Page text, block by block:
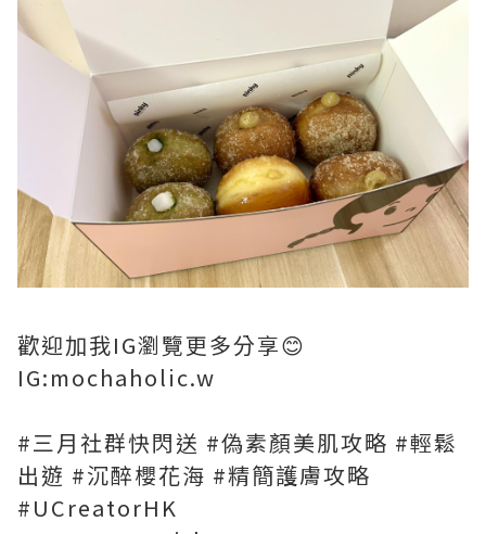
歡迎加我IG瀏覽更多分享😊
IG:mochaholic.w
#三月社群快閃送 #偽素顏美肌攻略 #輕鬆
出遊 #沉醉櫻花海 #精簡護膚攻略
#UCreatorHK